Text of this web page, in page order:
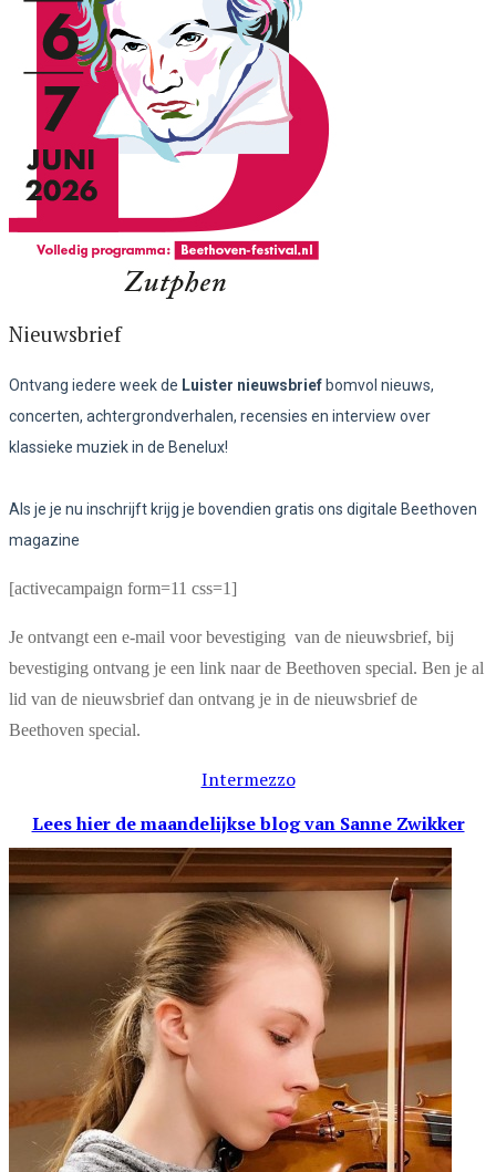
Nieuwsbrief
Ontvang iedere week de Luister nieuwsbrief bomvol nieuws,
concerten, achtergrondverhalen, recensies en interview over
klassieke muziek in de Benelux!
Als je je nu inschrijft krijg je bovendien gratis ons digitale Beethoven
magazine
[activecampaign form=11 css=1]
Je ontvangt een e-mail voor bevestiging van de nieuwsbrief, bij
bevestiging ontvang je een link naar de Beethoven special. Ben je al
lid van de nieuwsbrief dan ontvang je in de nieuwsbrief de
Beethoven special.
Intermezzo
Lees hier de maandelijkse blogvan Sanne Zwikker